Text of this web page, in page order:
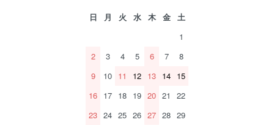
日 月 火 水 木 金
土
1
2
3 4 5 6 7
8
9
10 11 12 13 14 15
16 17 18 19 20 21
22
23 24 25 26 27 28 29